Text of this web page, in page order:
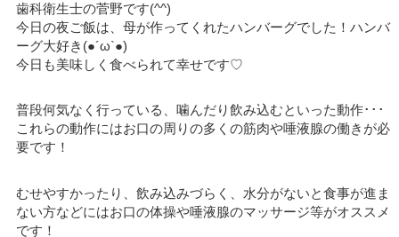
歯科衛生士の菅野です(^^)
今日の夜ご飯は、母が作ってくれたハンバーグでした！ハンバ
ーグ大好き(●´ω`●)
今日も美味しく食べられて幸せです♡
普段何気なく行っている、噛んだり飲み込むといった動作･･･
これらの動作にはお口の周りの多くの筋肉や唾液腺の働きが必
要です！
むせやすかったり、飲み込みづらく、水分がないと食事が進ま
ない方などにはお口の体操や唾液腺のマッサージ等がオススメ
です！